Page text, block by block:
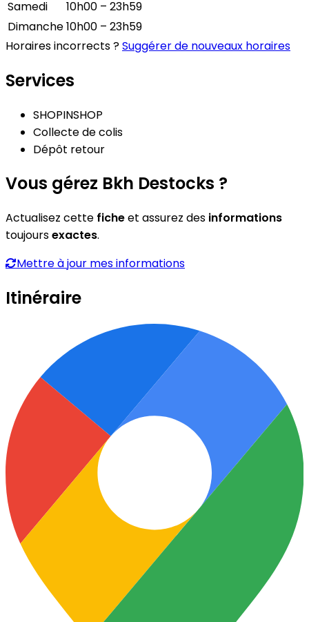
Samedi
10h00 – 23h59
Dimanche10h00 – 23h59
Horaires incorrects ?Suggérer de nouveaux horaires
Services
SHOPINSHOP
Collecte de colis
Dépôt retour
Vous gérez Bkh Destocks ?
Actualisez cette ficheet assurez des informations
toujoursexactes.
Mettre à jour mes informations
Itinéraire